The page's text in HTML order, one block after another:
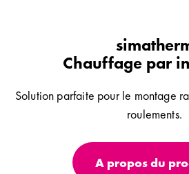
Chauffage par
Solution parfaite pour le montage
roulements.
A propos du